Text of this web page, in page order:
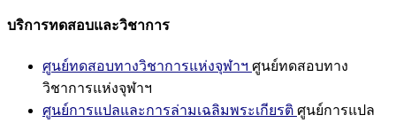
บริการทดสอบและวิชาการ
ศูนย์ทดสอบทางวิชาการแห่งจุฬาฯ ศูนย์ทดสอบทาง
วิชาการแห่งจุฬาฯ
ศูนย์การแปลและการล่ามเฉลิมพระเกียรติ ศูนย์การแปล